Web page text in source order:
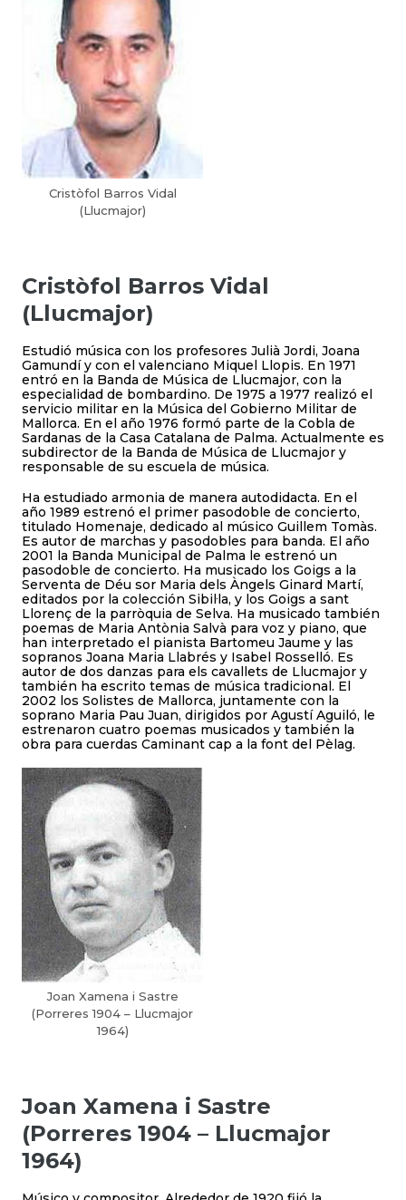
Cristòfol Barros Vidal
(Llucmajor)
Cristòfol Barros Vidal
(Llucmajor)
Estudió música con los profesores Julià Jordi, Joana
Gamundí y con el valenciano Miquel Llopis. En 1971
entró en la Banda de Música de Llucmajor, con la
especialidad de bombardino. De 1975 a 1977 realizó el
servicio militar en la Música del Gobierno Militar de
Mallorca. En el año 1976 formó parte de la Cobla de
Sardanas de la Casa Catalana de Palma. Actualmente es
subdirector de la Banda de Música de Llucmajor y
responsable de su escuela de música.
Ha estudiado armonia de manera autodidacta. En el
año 1989 estrenó el primer pasodoble de concierto,
titulado Homenaje, dedicado al músico Guillem Tomàs.
Es autor de marchas y pasodobles para banda. El año
2001 la Banda Municipal de Palma le estrenó un
pasodoble de concierto. Ha musicado los Goigs a la
Serventa de Déu sor Maria dels Àngels Ginard Martí,
editados por la colección Sibil·la, y los Goigs a sant
Llorenç de la parròquia de Selva. Ha musicado también
poemas de Maria Antònia Salvà para voz y piano, que
han interpretado el pianista Bartomeu Jaume y las
sopranos Joana Maria Llabrés y Isabel Rosselló. Es
autor de dos danzas para els cavallets de Llucmajor y
también ha escrito temas de música tradicional. El
2002 los Solistes de Mallorca, juntamente con la
soprano Maria Pau Juan, dirigidos por Agustí Aguiló, le
estrenaron cuatro poemas musicados y también la
obra para cuerdas Caminant cap a la font del Pèlag.
Joan Xamena i Sastre
(Porreres 1904 – Llucmajor
1964)
Joan Xamena i Sastre
(Porreres 1904 – Llucmajor
1964)